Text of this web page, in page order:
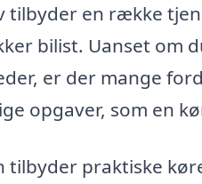
tilbyder en række
bilist. Uanset om
er der mange
opgaver, som en
tilbyder praktiske